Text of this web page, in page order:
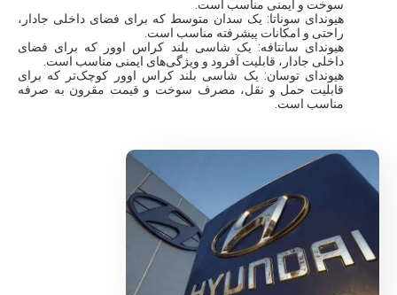
سوخت و ایمنی مناسب است.
هیوندای سوناتا: یک سدان متوسط که برای فضای داخلی جادار،
راحتی و امکانات پیشرفته مناسب است.
هیوندای سانتافه: یک شاسی بلند کراس اوور که برای فضای
داخلی جادار، قابلیت آفرود و ویژگی‌های ایمنی مناسب است.
هیوندای توسان: یک شاسی بلند کراس اوور کوچک‌تر که برای
قابلیت حمل و نقل، مصرف سوخت و قیمت مقرون به صرفه
مناسب است.